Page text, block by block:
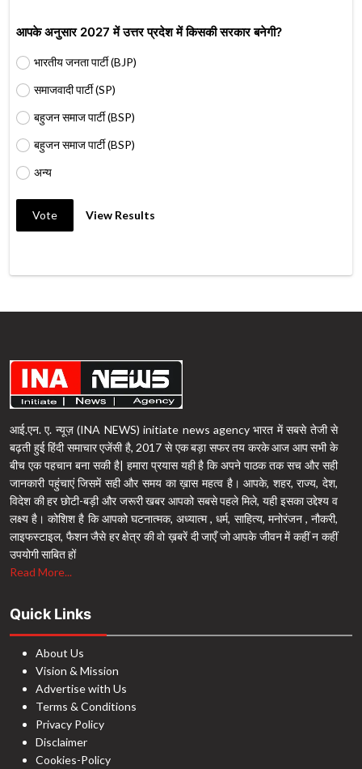
आपके अनुसार 2027 में उत्तर प्रदेश में किसकी सरकार बनेगी?
भारतीय जनता पार्टी (BJP)
समाजवादी पार्टी (SP)
बहुजन समाज पार्टी (BSP)
बहुजन समाज पार्टी (BSP)
अन्य
Vote View Results
आई.एन. ए. न्यूज़ (INA NEWS) initiate news agency भारत में सबसे तेजी से
बढ़ती हुई हिंदी समाचार एजेंसी है, 2017 से एक बड़ा सफर तय करके आज आप सभी के
बीच एक पहचान बना सकी है| हमारा प्रयास यही है कि अपने पाठक तक सच और सही
जानकारी पहुंचाएं जिसमें सही और समय का ख़ास महत्व है। आपके, शहर, राज्य, देश,
विदेश की हर छोटी-बड़ी और जरूरी खबर आपको सबसे पहले मिले, यही इसका उद्देश्य व
लक्ष्य है। कोशिश है कि आपको घटनात्मक, अध्यात्म , धर्म, साहित्य, मनोरंजन , नौकरी,
लाइफस्टाइल, फैशन जैसे हर क्षेत्र की वो ख़बरें दी जाएँ जो आपके जीवन में कहीं न कहीं
उपयोगी साबित हों
Read More...
Quick Links
About Us
Vision & Mission
Advertise with Us
Terms & Conditions
Privacy Policy
Disclaimer
Cookies-Policy